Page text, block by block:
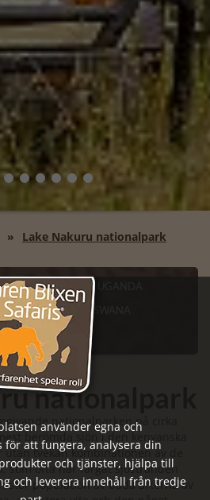
Lake Nakuru nationalpark
TANZANIA
SYDAFRIKA
BOTSWANA
nationalpark
nationalparken på cirka
berömda sjön i den kenyanska
utan tvekan kombinationen av de
som ofta har färgat sjöstranden
stor population av båda arterna av
använder egna och
för att fungera, analysera din
och tjänster, hjälpa till
och leverera innehåll från tredje